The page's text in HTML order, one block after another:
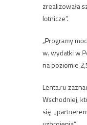
zrealizowała
lotnicze”.
„Programy
w. wydatki w
na poziomie
Lenta.ru
Wschodniej,
się